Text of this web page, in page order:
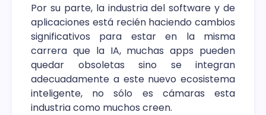
Por su parte, la industria del software y de
aplicaciones está recién haciendo cambios
significativos para estar en la misma
carrera que la IA, muchas apps pueden
quedar obsoletas sino se integran
adecuadamente a este nuevo ecosistema
inteligente, no sólo es cámaras esta
industria como muchos creen.